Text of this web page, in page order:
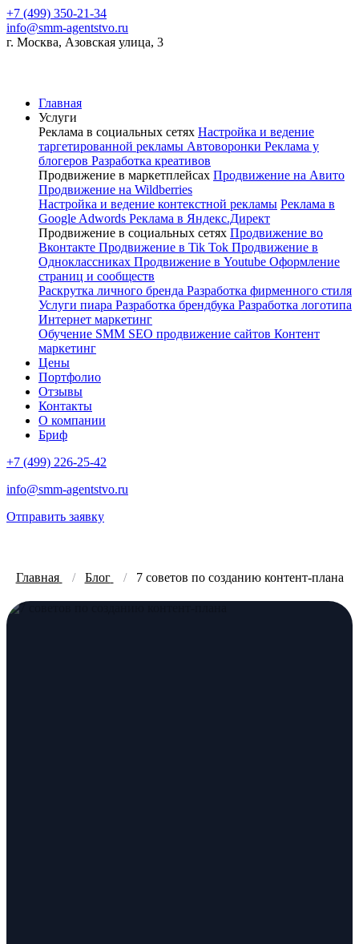
+7 (499) 350-21-34
info@smm-agentstvo.ru
г. Москва, Азовская улица, 3
Главная
Услуги
Реклама в социальных сетях Настройка и ведение
таргетированной рекламы Автоворонки Реклама у
блогеров Разработка креативов
Продвижение в маркетплейсах Продвижение на Авито
Продвижение на Wildberries
Настройка и ведение контекстной рекламы Реклама в
Google Adwords Реклама в Яндекс.Директ
Продвижение в социальных сетях Продвижение во
Вконтакте Продвижение в Tik Tok Продвижение в
Одноклассниках Продвижение в Youtube Оформление
страниц и сообществ
Раскрутка личного бренда Разработка фирменного стиля
Услуги пиара Разработка брендбука Разработка логотипа
Интернет маркетинг
Обучение SMM SEO продвижение сайтов Контент
маркетинг
Цены
Портфолио
Отзывы
Контакты
О компании
Бриф
+7 (499) 226-25-42
info@smm-agentstvo.ru
Отправить заявку
Главная Блог 7 советов по созданию контент-плана